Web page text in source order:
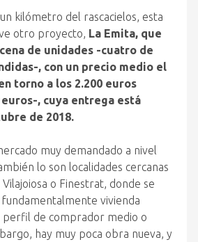
kilómetro del rascacielos, esta
otro proyecto, La Emita, que
de unidades -cuatro de
, con un precio medio el
torno a los 2.200 euros
euros-, cuya entrega está
de 2018.
muy demandado a nivel
lo son localidades cercanas
Vilajoiosa o Finestrat, donde se
vivienda
perfil de comprador medio o
hay muy poca obra nueva, y